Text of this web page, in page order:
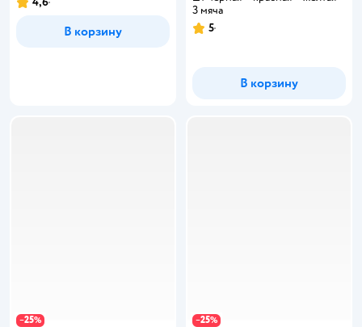
Рейтинг:
В корзину
3 мяча
Рейтинг:
5
В корзину
−25% −25%